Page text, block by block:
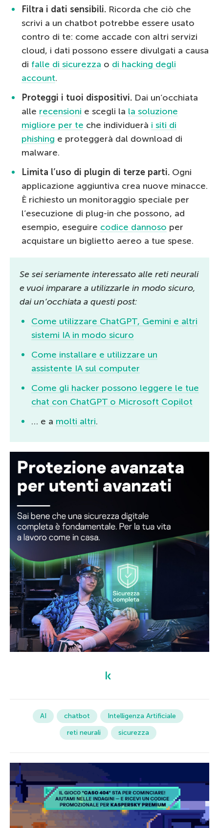
Filtra i dati sensibili. Ricorda che ciò che
scrivi a un chatbot potrebbe essere usato
contro di te: come accade con altri servizi
cloud, i dati possono essere divulgati a causa
di falle di sicurezza o di hacking degli
account.
Proteggi i tuoi dispositivi. Dai un’occhiata
alle recensioni e scegli la la soluzione
migliore per te che individuerà i siti di
phishing e proteggerà dal download di
malware.
Limita l’uso di plugin di terze parti. Ogni
applicazione aggiuntiva crea nuove minacce.
È richiesto un monitoraggio speciale per
l’esecuzione di plug-in che possono, ad
esempio, eseguire codice dannoso per
acquistare un biglietto aereo a tue spese.
Se sei seriamente interessato alle reti neurali
e vuoi imparare a utilizzarle in modo sicuro,
dai un’occhiata a questi post:
Come utilizzare ChatGPT, Gemini e altri
sistemi IA in modo sicuro
Come installare e utilizzare un
assistente IA sul computer
Come gli hacker possono leggere le tue
chat con ChatGPT o Microsoft Copilot
… e a molti altri.
AI chatbot
Intelligenza Artificiale
reti neurali
sicurezza